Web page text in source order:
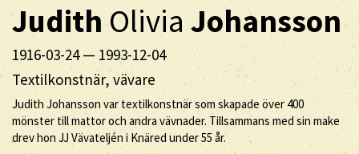
JudithOliviaJohansson
1916-03-24— 1993-12-04
Textilkonstnär, vävare
Judith Johansson var textilkonstnär som skapade över 400
mönster till mattor och andra vävnader. Tillsammans med sin make
drev hon JJ Vävateljén i Knäred under 55 år.